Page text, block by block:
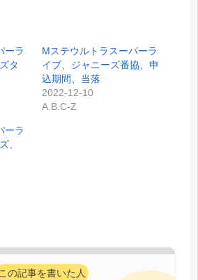
ーラ
タ
Mステウルトラスーパーラ
イブ、ジャニーズ番協、申
込期間、当落
2022-12-10
A.B.C-Z
ーラ
、
この記事を書いた人